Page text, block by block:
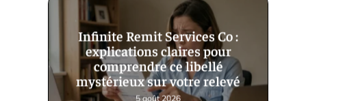
Infinite Remit Services Co :
explications claires pour
comprendre ce libellé
mystérieux sur votre relevé